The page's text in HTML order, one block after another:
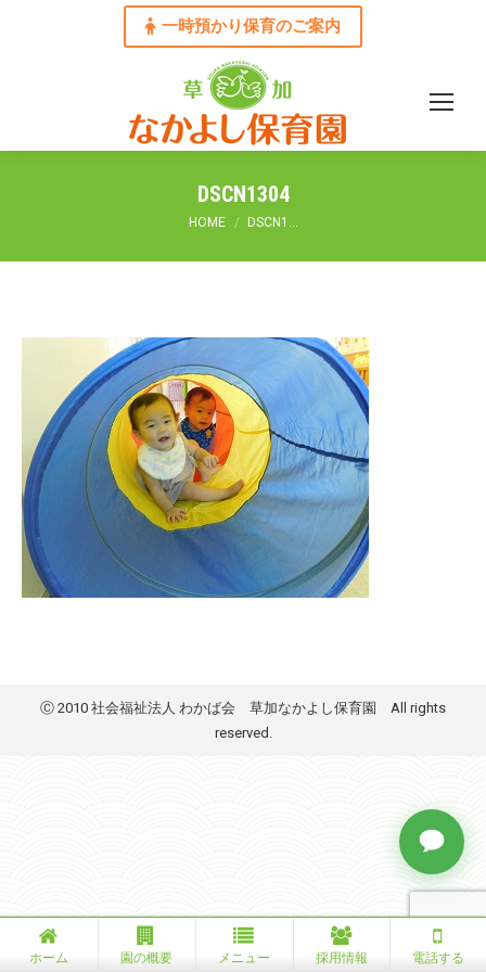
一時預かり保育のご案内
DSCN1304
You are here:
HOME DSCN1…
Ⓒ 2010 社会福祉法人 わかば会 草加なかよし保育園 All rights
reserved.
ホーム 園の概要 メニュー 採用情報 電話する